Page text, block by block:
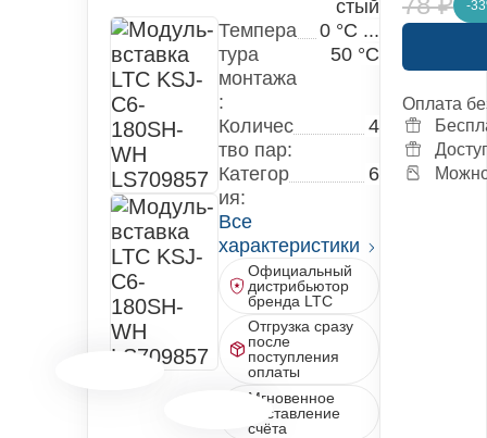
стый
Темпера
тура
монтажа
:
0 °С ...
50 °С
Количес
тво пар:
4
Категор
ия:
6
Все
характеристики
Официальный
дистрибьютор
бренда LTC
Отгрузка сразу
после
поступления
оплаты
Мгновенное
выставление
счёта
-
Оплата
Можно